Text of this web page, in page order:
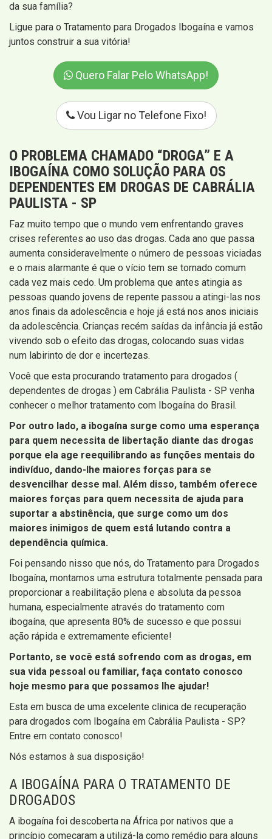
da sua família?
Ligue para o Tratamento para Drogados Ibogaína e vamos
juntos construir a sua vitória!
Quero Falar Pelo WhatsApp!
Vou Ligar no Telefone Fixo!
O PROBLEMA CHAMADO “DROGA” E A
IBOGAÍNA COMO SOLUÇÃO PARA OS
DEPENDENTES EM DROGAS DE CABRÁLIA
PAULISTA - SP
Faz muito tempo que o mundo vem enfrentando graves
crises referentes ao uso das drogas. Cada ano que passa
aumenta consideravelmente o número de pessoas viciadas
e o mais alarmante é que o vício tem se tornado comum
cada vez mais cedo. Um problema que antes atingia as
pessoas quando jovens de repente passou a atingi-las nos
anos finais da adolescência e hoje já está nos anos iniciais
da adolescência. Crianças recém saídas da infância já estão
vivendo sob o efeito das drogas, colocando suas vidas
num labirinto de dor e incertezas.
Você que esta procurando tratamento para drogados (
dependentes de drogas ) em Cabrália Paulista - SP venha
conhecer o melhor tratamento com Ibogaína do Brasil.
Por outro lado, a ibogaína surge como uma esperança
para quem necessita de libertação diante das drogas
porque ela age reequilibrando as funções mentais do
indivíduo, dando-lhe maiores forças para se
desvencilhar desse mal. Além disso, também oferece
maiores forças para quem necessita de ajuda para
suportar a abstinência, que surge como um dos
maiores inimigos de quem está lutando contra a
dependência química.
Foi pensando nisso que nós, do Tratamento para Drogados
Ibogaína, montamos uma estrutura totalmente pensada para
proporcionar a reabilitação plena e absoluta da pessoa
humana, especialmente através do tratamento com
ibogaína, que apresenta 80% de sucesso e que possui
ação rápida e extremamente eficiente!
Portanto, se você está sofrendo com as drogas, em
sua vida pessoal ou familiar, faça contato conosco
hoje mesmo para que possamos lhe ajudar!
Esta em busca de uma excelente clinica de recuperação
para drogados com Ibogaína em Cabrália Paulista - SP?
Entre em contato conosco!
Nós estamos à sua disposição!
A IBOGAÍNA PARA O TRATAMENTO DE
DROGADOS
A ibogaína foi descoberta na África por nativos que a
princípio começaram a utilizá-la como remédio para alguns